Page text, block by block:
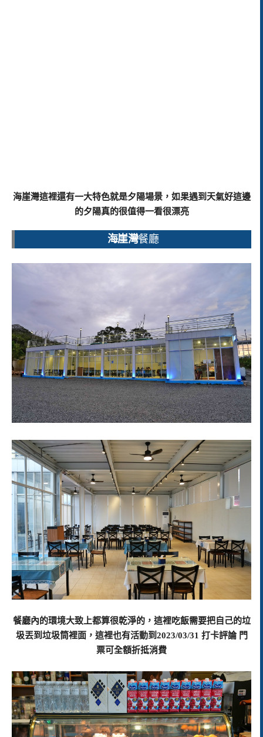
海崖灣這裡還有一大特色就是夕陽場景，如果遇到天氣好這邊
的夕陽真的很值得一看很漂亮
海崖灣餐廳
餐廳內的環境大致上都算很乾淨的，這裡吃飯需要把自己的垃
圾丟到垃圾筒裡面，這裡也有活動到2023/03/31 打卡評論 門
票可全額折抵消費